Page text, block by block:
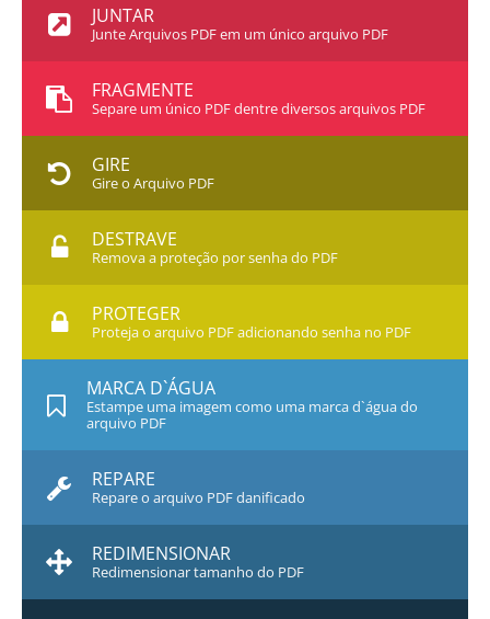
JUNTAR
Junte Arquivos PDF em um único arquivo PDF
FRAGMENTE
Separe um único PDF dentre diversos arquivos PDF
GIRE
Gire o Arquivo PDF
DESTRAVE
Remova a proteção por senha do PDF
PROTEGER
Proteja o arquivo PDF adicionando senha no PDF
MARCA D`ÁGUA
Estampe uma imagem como uma marca d`água do
arquivo PDF
REPARE
Repare o arquivo PDF danificado
REDIMENSIONAR
Redimensionar tamanho do PDF